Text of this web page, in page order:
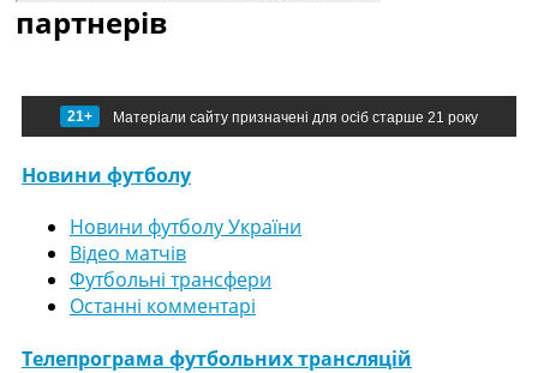
партнерів
21+ Матеріали сайту призначені для осіб старше 21 року
Новини футболу
Новини футболу України
Відео матчів
Футбольні трансфери
Останні комментарі
Телепрограма футбольних трансляцій